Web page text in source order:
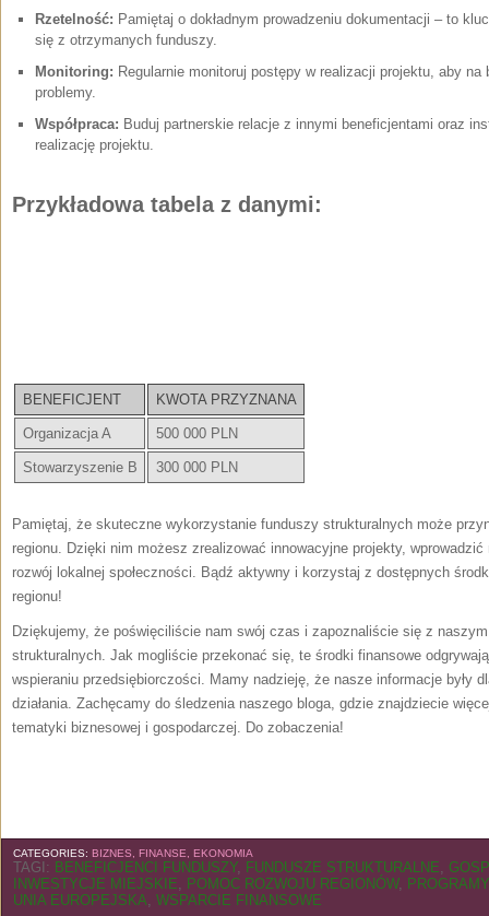
Rzetelność: Pamiętaj o dokładnym prowadzeniu dokumentacji‍ – to⁤
się z otrzymanych funduszy.
Monitoring: Regularnie⁣ monitoruj postępy w realizacji⁣ projektu, aby na
problemy.
Współpraca: Buduj partnerskie relacje z innymi beneficjentami oraz
realizację projektu.
Przykładowa tabela z ​danymi:
BENEFICJENT KWOTA PRZYZNANA
Organizacja A 500 000 PLN
Stowarzyszenie B 300 000 PLN
Pamiętaj, że skuteczne wykorzystanie funduszy strukturalnych może
regionu. Dzięki nim możesz zrealizować innowacyjne projekty,
rozwój lokalnej społeczności. Bądź aktywny i⁣ korzystaj z dostępnych
regionu!
Dziękujemy, że poświęciliście nam⁢ swój czas i zapoznaliście się z
strukturalnych. Jak mogliście przekonać się, te środki ‍finansowe
wspieraniu przedsiębiorczości. Mamy nadzieję, że nasze informacje były
działania. Zachęcamy do śledzenia naszego ‌bloga, gdzie znajdziecie
tematyki biznesowej i⁢ gospodarczej. Do zobaczenia!
CATEGORIES: BIZNES, FINANSE, EKONOMIA
TAGI: BENEFICJENCI FUNDUSZY, FUNDUSZE STRUKTURALNE,
INWESTYCJE MIEJSKIE, POMOC ROZWOJU REGIONÓW,
UNIA EUROPEJSKA, WSPARCIE FINANSOWE